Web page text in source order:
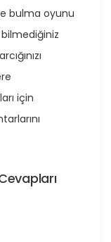
bulma oyunu
için